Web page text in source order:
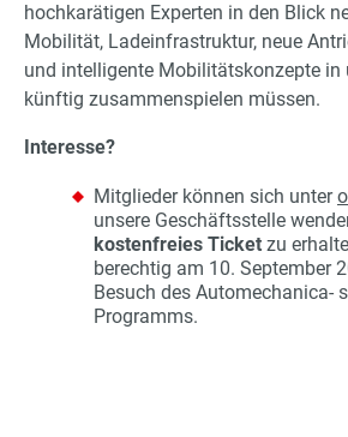
hochkarätigen Experten in den Blick
Mobilität, Ladeinfrastruktur, neue
und intelligente Mobilitätskonzepte in
künftig zusammenspielen müssen.
Interesse?
Mitglieder können sich unter
unsere Geschäftsstelle
kostenfreies Ticket zu
berechtig am 10. September
Besuch des Automechanica-
Programms.